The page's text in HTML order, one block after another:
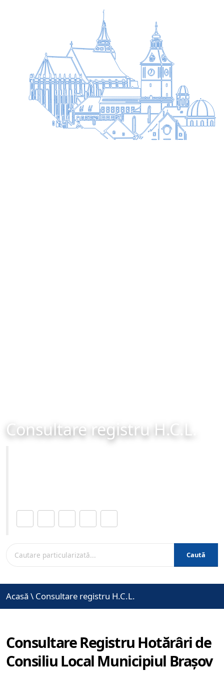
Consultare registru H.C.L.
Caută
Acasă \ Consultare registru H.C.L.
Consultare Registru Hotărâri de
Consiliu Local Municipiul Brașov